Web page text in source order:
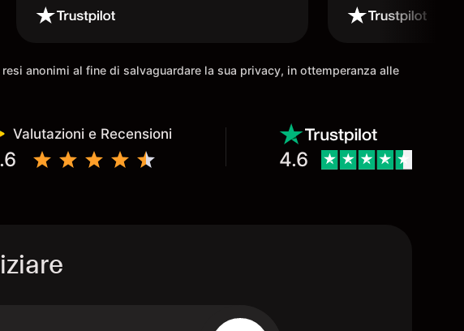
assistenza altamente professionale e
qualificata. E nulla è più prezioso nel
e morale come io ho avuto la
che offre
anonimi al fine di salvaguardare la sua privacy, in ottemperanza alle
Valutazioni e Recensioni
4.6